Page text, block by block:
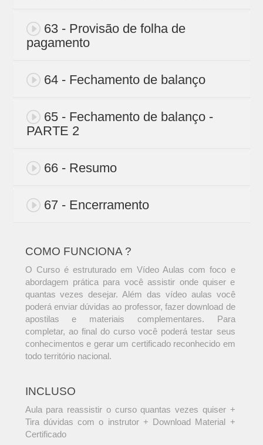
63 - Provisão de folha de
pagamento
64 - Fechamento de balanço
65 - Fechamento de balanço -
PARTE 2
66 - Resumo
67 - Encerramento
COMO FUNCIONA ?
O Curso é estruturado em Vídeo Aulas com foco e
abordagem prática para você assistir onde quiser e
quantas vezes desejar. Além das vídeo aulas você
poderá enviar dúvidas ao professor, fazer download de
apostilas e materiais complementares. Para
completar, ao final do curso você poderá testar seus
conhecimentos e gerar um certificado reconhecido em
todo território nacional.
INCLUSO
Aula para reassistir o curso quantas vezes quiser +
Tira dúvidas com o instrutor + Download Material +
Certificado